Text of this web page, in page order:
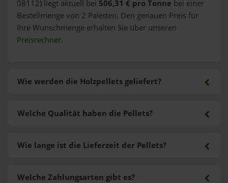
08112) liegt aktuell bei 506,31 € pro Tonne bei einer
Bestellmenge von 2 Paletten. Den genauen Preis für
Ihre Wunschmenge erhalten Sie über unseren
Preisrechner.
Wie werden die Holzpellets geliefert?
Welche Zahlungsarten gibt es?
Welche Qualität haben die Pellets?
Wie lange ist die Lieferzeit der Pellets?